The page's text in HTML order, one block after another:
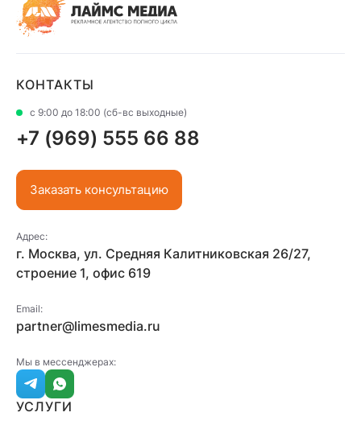
КОНТАКТЫ
с 9:00 до 18:00 (сб-вс выходные)
+7 (969) 555 66 88
Заказать консультацию
Адрес:
г. Москва, ул. Средняя Калитниковская 26/27,
строение 1, офис 619
Email:
partner@limesmedia.ru
Мы в мессенджерах:
УСЛУГИ